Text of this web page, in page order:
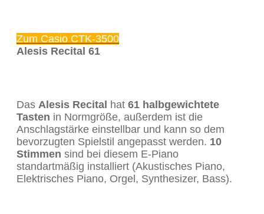
Zum Casio CTK-3500
Alesis Recital 61
Das Alesis Recital hat 61 halbgewichtete
Tasten in Normgröße, außerdem ist die
Anschlagstärke einstellbar und kann so dem
bevorzugten Spielstil angepasst werden. 10
Stimmen sind bei diesem E-Piano
standartmäßig installiert (Akustisches Piano,
Elektrisches Piano, Orgel, Synthesizer, Bass).